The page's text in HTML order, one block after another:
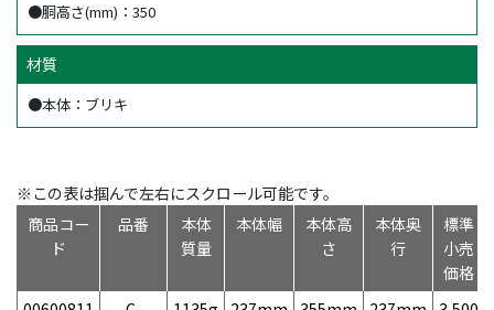
●胴高さ(mm)：350
材質
●本体：ブリキ
※この表は掴んで左右にスクロール可能です。
商品コー
ド
品番
本体
質量
本体幅
本体高
さ
本体奥
行
標準
小売
価格